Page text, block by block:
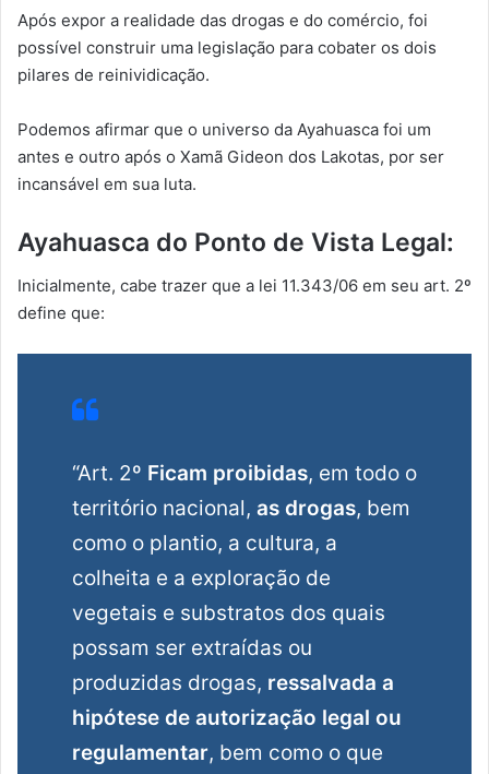
Após expor a realidade das drogas e do comércio, foi
possível construir uma legislação para cobater os dois
pilares de reinividicação.
Podemos afirmar que o universo da Ayahuasca foi um
antes e outro após o Xamã Gideon dos Lakotas, por ser
incansável em sua luta.
Ayahuasca do Ponto de Vista Legal:
Inicialmente, cabe trazer que a lei 11.343/06 em seu art. 2º
define que:
“Art. 2º Ficam proibidas, em todo o
território nacional, as drogas, bem
como o plantio, a cultura, a
colheita e a exploração de
vegetais e substratos dos quais
possam ser extraídas ou
produzidas drogas, ressalvada a
hipótese de autorização legal ou
regulamentar, bem como o que